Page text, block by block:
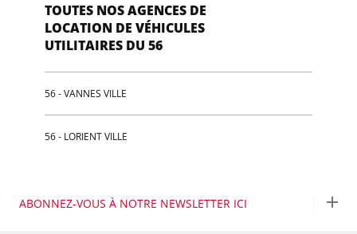
TOUTES NOS AGENCES DE
LOCATION DE VÉHICULES
UTILITAIRES DU 56
56 - VANNES VILLE
56 - LORIENT VILLE
ABONNEZ-VOUS À NOTRE NEWSLETTER ICI